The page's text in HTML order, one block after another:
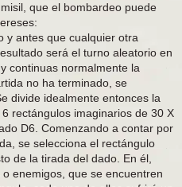
que el bombardeo puede
y antes que cualquier otra
será el turno aleatorio en
continuas normalmente la
no ha terminado, se
divide idealmente entonces la
rectángulos imaginarios de 30 X
D6. Comenzando a contar por
se selecciona el rectángulo
de la tirada del dado. En él,
enemigos, que se encuentren